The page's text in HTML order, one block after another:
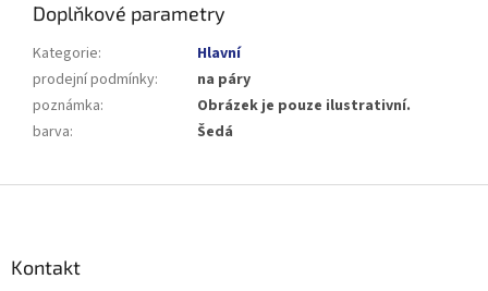
Doplňkové parametry
Kategorie:
Hlavní
prodejní podmínky:
na páry
poznámka:
Obrázek je pouze ilustrativní.
barva: Šedá
Kontakt